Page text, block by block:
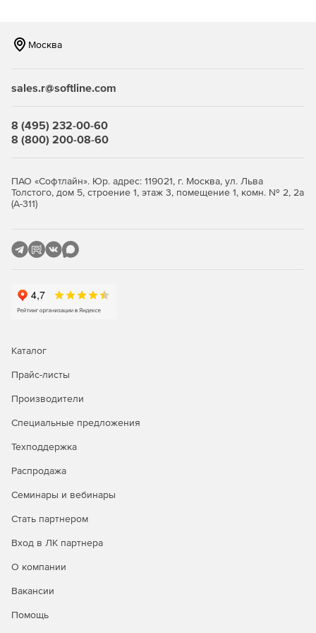
Поддержка работы с Microsoft Outlook
Москва
sales.r@softline.com
8 (495) 232-00-60
8 (800) 200-08-60
ПАО «Софтлайн». Юр. адрес: 119021, г. Москва, ул. Льва
Толстого, дом 5, строение 1, этаж 3, помещение 1, комн. № 2, 2а
(А-311)
Каталог
Прайс-листы
Производители
Специальные предложения
Техподдержка
Распродажа
Семинары и вебинары
Стать партнером
Вход в ЛК партнера
О компании
Вакансии
Помощь